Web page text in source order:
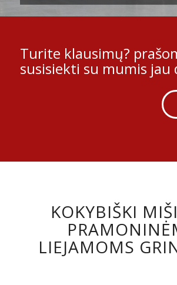
Turite klausimų?
susisiekti su mumis jau
KOKYBIŠKI
LIEJAMOMS